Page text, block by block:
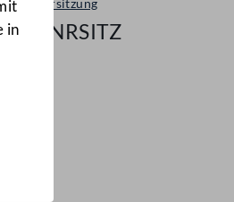
in
Plenarsitzung
95/NRSITZ